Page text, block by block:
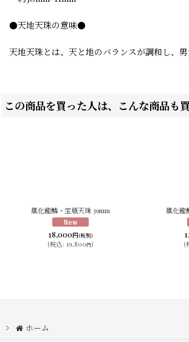
●天地天珠の意味●
天地天珠とは、天と地のバランスが調和し、
この商品を買った人は、こんな商品も
風化龍鱗・宝瓶天珠 39mm
18,000円(税別)
(税込: 19,800円)
風化龍
(
ホーム